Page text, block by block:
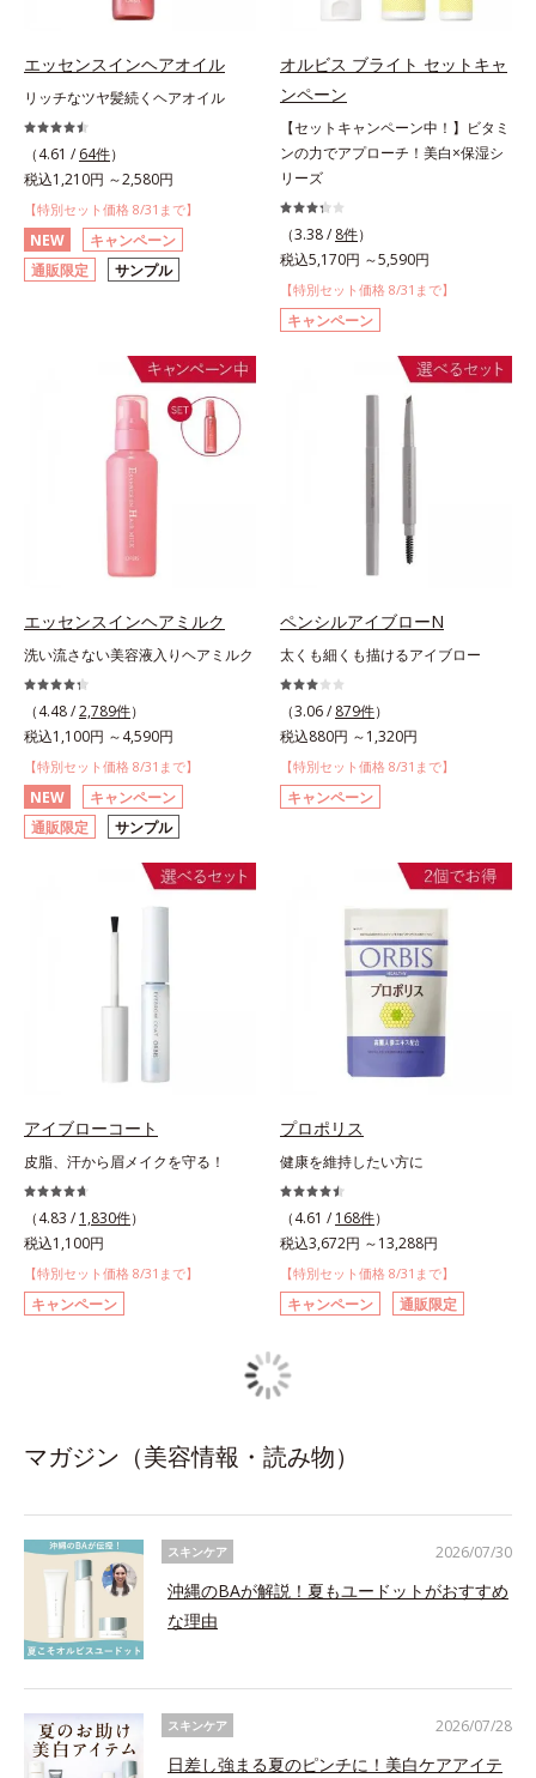
エッセンスインヘアオイル
リッチなツヤ髪続くヘアオイル
（4.61 / 64件）
税込1,210円 ～2,580円
【特別セット価格 8/31まで】
NEW
キャンペーン
通販限定
サンプル
オルビス ブライト セットキャ
ンペーン
【セットキャンペーン中！】ビタミ
ンの力でアプローチ！美白×保湿シ
リーズ
（3.38 / 8件）
税込5,170円 ～5,590円
【特別セット価格 8/31まで】
キャンペーン
エッセンスインヘアミルク
洗い流さない美容液入りヘアミルク
（4.48 /2,789件）
税込1,100円 ～4,590円
【特別セット価格 8/31まで】
NEW
キャンペーン
通販限定
サンプル
ペンシルアイブローN
太くも細くも描けるアイブロー
（3.06 / 879件）
税込880円 ～1,320円
【特別セット価格 8/31まで】
キャンペーン
アイブローコート
皮脂、汗から眉メイクを守る！
（4.83 / 1,830件）
税込1,100円
【特別セット価格 8/31まで】
キャンペーン
プロポリス
健康を維持したい方に
（4.61 / 168件）
税込3,672円 ～13,288円
【特別セット価格 8/31まで】
キャンペーン 通販限定
マガジン（美容情報・読み物）
スキンケア
沖縄のBAが解説！夏もユードットがおすすめ
な理由
2026/07/30
スキンケア
日差し強まる夏のピンチに！美白ケアアイテ
2026/07/28